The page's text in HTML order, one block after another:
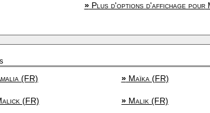
»Plus d'options d'affichage pour
(FR) »Maïka (FR)
(FR) » Malik (FR)